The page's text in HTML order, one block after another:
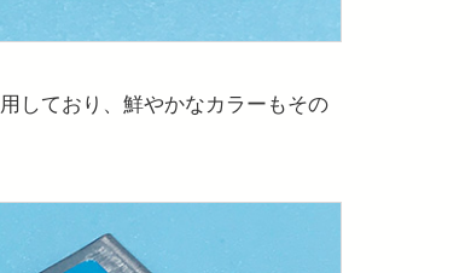
しており、鮮やかなカラーもその